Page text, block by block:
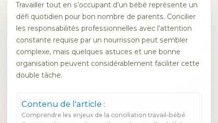
Travailler tout en s’occupant d’un bébé représente un
défi quotidien pour bon nombre de parents. Concilier
les responsabilités professionnelles avec l’attention
constante requise par un nourrisson peut sembler
complexe, mais quelques astuces et une bonne
organisation peuvent considérablement faciliter cette
double tâche.
Contenu de l'article :
Comprendre les enjeux de la conciliation travail-bébé